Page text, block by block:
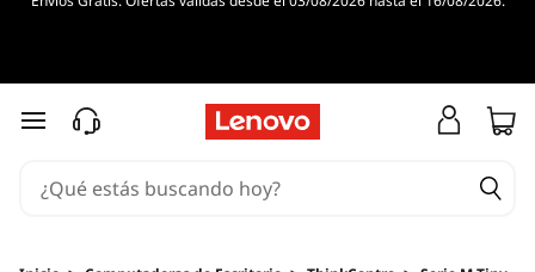
Ir al contenido principal